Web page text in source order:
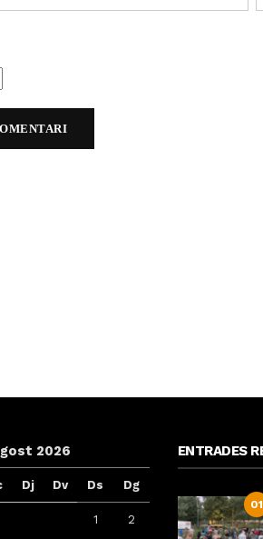
2026
Dj Dv Ds Dg
1 2
ENTRADES
01